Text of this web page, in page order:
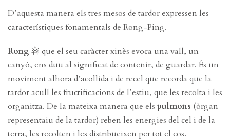
D’aquesta manera els tres mesos de tardor expressen les
característiques fonamentals de Rong-Ping.
Rong 容 que el seu caràcter xinès evoca una vall, un
canyó, ens duu al significat de contenir, de guardar. És un
moviment alhora d’acollida i de recel que recorda que la
tardor acull les fructificacions de l’estiu, que les recolta i les
organitza. De la mateixa manera que els pulmons (òrgan
representaiu de la tardor) reben les energies del cel i de la
terra, les recolten i les distribueixen per tot el cos.